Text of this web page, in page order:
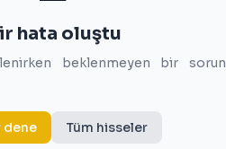
hata oluştu
beklenmeyen bir sorun
dene Tüm hisseler